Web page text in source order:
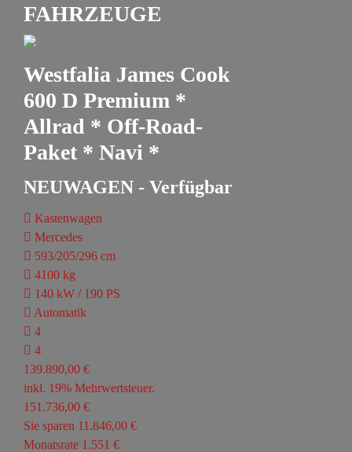
FAHRZEUGE
Westfalia James Cook
600 D Premium *
Allrad * Off-Road-
Paket * Navi *
NEUWAGEN - Verfügbar
Kastenwagen
Mercedes
593/205/296 cm
4100 kg
140 kW / 190 PS
Automatik
4
4
139.890,00 €
inkl. 19% Mehrwertsteuer.
151.736,00 €
Sie sparen 11.846,00 €
Monatsrate 1.551 €